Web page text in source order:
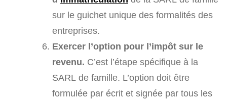
sur le guichet unique des formalités des
entreprises.
Exercer l’option pour l’impôt sur le
revenu. C’est l’étape spécifique à la
SARL de famille. L’option doit être
formulée par écrit et signée par tous les